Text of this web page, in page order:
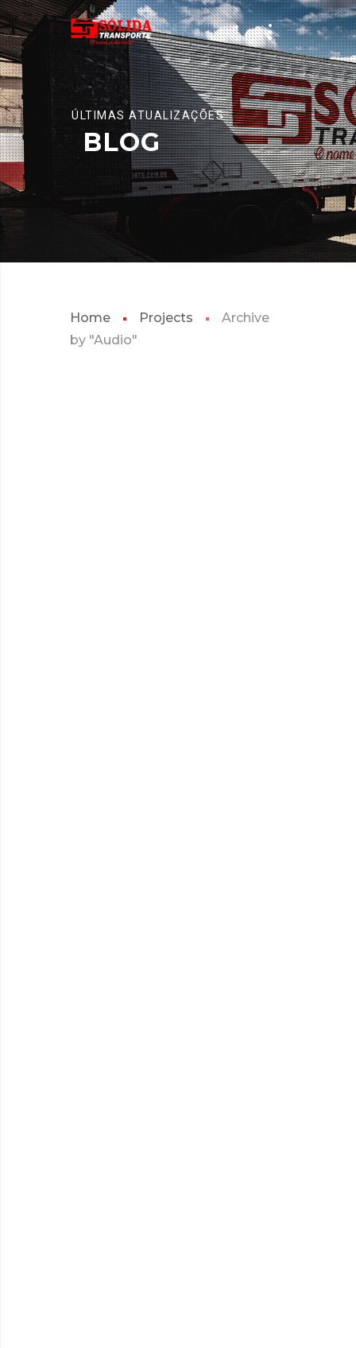
ÚLTIMAS ATUALIZAÇÕES
BLOG
Home Projects
Archive
by "Audio"